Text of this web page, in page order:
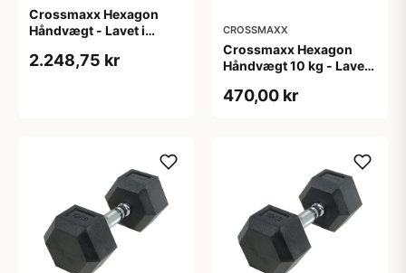
Crossmaxx Hexagon
Håndvægt - Lavet i
gummi - Riflet håndtag
2.248,75 kr
CROSSMAXX
Crossmaxx Hexagon
Håndvægt 10 kg - Lavet i
gummi - Riflet håndtag
470,00 kr